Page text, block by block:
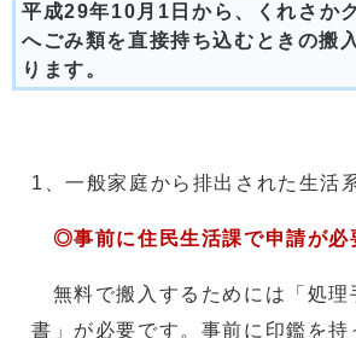
平成29年10月1日から、くれさか
へごみ類を直接持ち込むときの搬
ります。
1、一般家庭から排出された生活
◎事前に住民生活課で申請が必
無料で搬入するためには「処理
書」が必要です。事前に印鑑を持